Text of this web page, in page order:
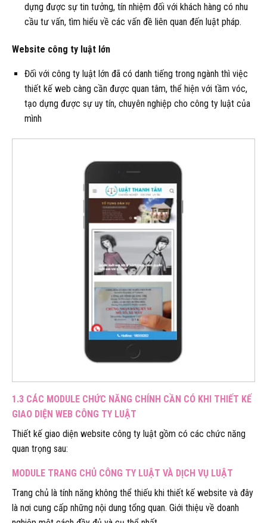
dựng được sự tin tưởng, tín nhiệm đối với khách hàng có nhu
cầu tư vấn, tìm hiểu về các vấn đề liên quan đến luật pháp.
Website công ty luật lớn
Đối với công ty luật lớn đã có danh tiếng trong ngành thì việc
thiết kế web càng cần được quan tâm, thể hiện với tầm vóc,
tạo dựng được sự uy tín, chuyên nghiệp cho công ty luật của
mình
1.3 CÁC MODULE CHỨC NĂNG CHÍNH CẦN CÓ KHI THIẾT KẾ
GIAO DIỆN WEB CÔNG TY LUẬT
Thiết kế giao diện website công ty luật gồm có các chức năng
quan trọng sau:
MODULE TRANG CHỦ CÔNG TY LUẬT VÀ DỊCH VỤ LUẬT
Trang chủ là tính năng không thể thiếu khi thiết kế website và đây
là nơi cung cấp những nội dung tổng quan. Giới thiệu về doanh